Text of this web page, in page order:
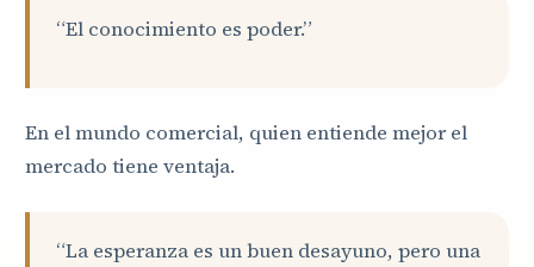
“El conocimiento es poder.”
En el mundo comercial, quien entiende mejor el
mercado tiene ventaja.
“La esperanza es un buen desayuno, pero una